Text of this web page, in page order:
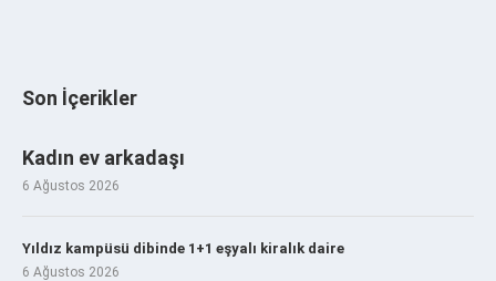
Son İçerikler
Kadın ev arkadaşı
6 Ağustos 2026
Yıldız kampüsü dibinde 1+1 eşyalı kiralık daire
6 Ağustos 2026